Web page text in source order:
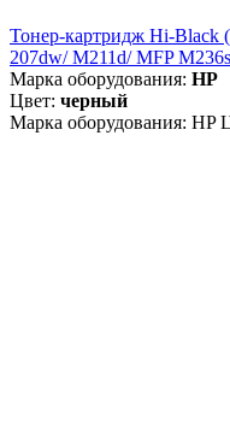
Тонер-картридж Hi-Black
207dw/ M211d/ MFP
Марка оборудования: HP
Цвет: черный
Марка оборудования: HP